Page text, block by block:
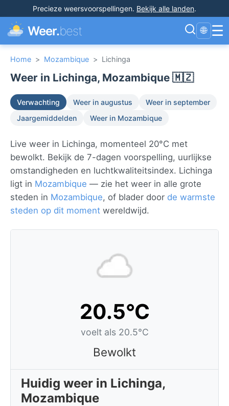
Precieze weersvoorspellingen. Bekijk alle landen.
Weer.best 🌐 ☰
Home > Mozambique > Lichinga
Weer in Lichinga, Mozambique 🇲🇿
Verwachting Weer in augustus
Weer in september
Jaargemiddelden
Weer in Mozambique
Live weer in Lichinga, momenteel 20°C met
bewolkt. Bekijk de 7-dagen voorspelling, uurlijkse
omstandigheden en luchtkwaliteitsindex. Lichinga
ligt in Mozambique — zie het weer in alle grote
steden in Mozambique, of blader door de warmste
steden op dit moment wereldwijd.
20.5°C
voelt als 20.5°C
Bewolkt
Huidig weer in Lichinga,
Mozambique